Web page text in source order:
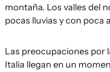
montaña. Los valles del
pocas lluvias y con poca
Las preocupaciones por
Italia llegan en un